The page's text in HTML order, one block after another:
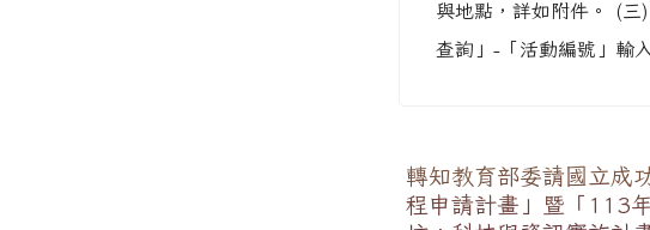
與地點，詳如附件。 (三
查詢」-「活動編號」輸
轉知教育部委請國立成
程申請計畫」暨「113